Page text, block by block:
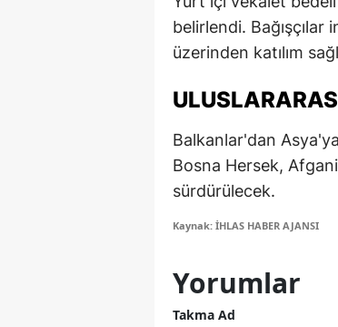
belirlendi.
üzerinden katılım
Balkanlar'dan
Bosna Hersek,
sürdürülecek.
Kaynak: İHLAS HABER AJANSI
Yorumlar
Takma Ad